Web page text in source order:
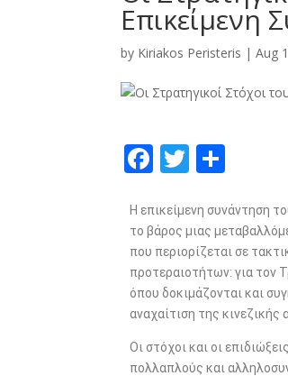
Επικείμενη
by Kiriakos Peristeris |Aug
F
e
b
o
o
k
T
itt
er
ar
e
Η επικείμενη συνάντηση
το βάρος μιας
που περιορίζεται σε
προτεραιοτήτων: για τον
όπου δοκιμάζονται και
αναχαίτιση της
Οι στόχοι και οι
πολλαπλούς και